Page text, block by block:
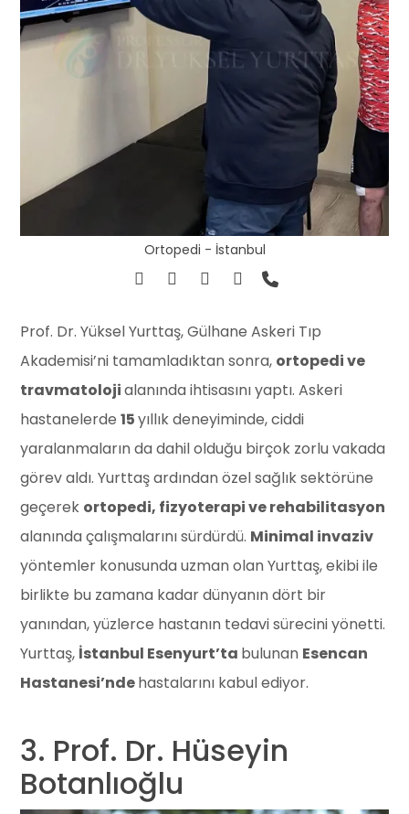
Ortopedi - İstanbul
Prof. Dr. Yüksel Yurttaş, Gülhane Askeri Tıp
Akademisi’ni tamamladıktan sonra, ortopedi ve
travmatolojialanında ihtisasını yaptı. Askeri
hastanelerde15yıllık deneyiminde, ciddi
yaralanmaların da dahil olduğu birçok zorlu vakada
görev aldı. Yurttaş ardından özel sağlık sektörüne
geçerek ortopedi, fizyoterapi ve rehabilitasyon
alanında çalışmalarını sürdürdü. Minimal invaziv
yöntemler konusunda uzman olan Yurttaş, ekibi ile
birlikte bu zamana kadar dünyanın dört bir
yanından, yüzlerce hastanın tedavi sürecini yönetti.
Yurttaş, İstanbul Esenyurt’ta bulunan Esencan
Hastanesi’ndehastalarını kabul ediyor.
3. Prof. Dr. Hüseyin
Botanlıoğlu